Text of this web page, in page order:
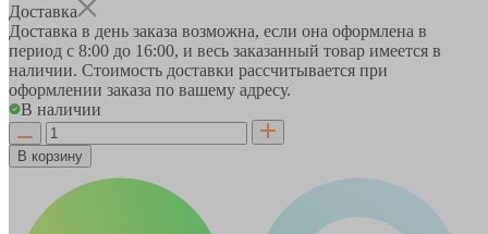
Доставка
Доставка в день заказа возможна, если она оформлена в
период с 8:00 до 16:00, и весь заказанный товар имеется в
наличии. Стоимость доставки рассчитывается при
оформлении заказа по вашему адресу.
В наличии
В корзину